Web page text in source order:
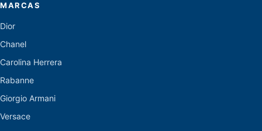
MARCAS
Dior
Chanel
Carolina Herrera
Rabanne
Giorgio Armani
Versace